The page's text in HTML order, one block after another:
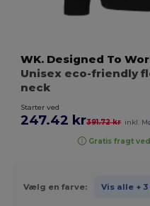
WK. Designed To
Unisex eco-friendly
neck
Starter ved
247.42 kr391.72 kr inkl.
Gratis fragt
Vælg en farve: Vis alle + 3